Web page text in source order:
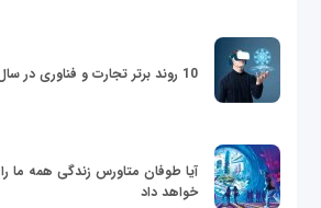
10 روند برتر تجارت و فناوری در سال 2022
آیا طوفان متاورس زندگی همه ما
خواهد داد